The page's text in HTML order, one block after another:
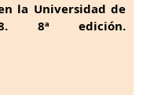
la Universidad de
8ª edición.